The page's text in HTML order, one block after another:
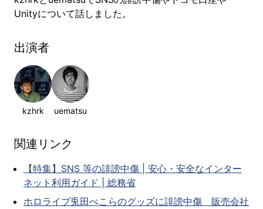
Unityについて話しました。
出演者
kzhrk uematsu
関連リンク
【特集】SNS 等の誹謗中傷 | 安心・安全なインター
ネット利用ガイド | 総務省
ホロライブ兎田ぺこらのグッズに誹謗中傷 販売会社